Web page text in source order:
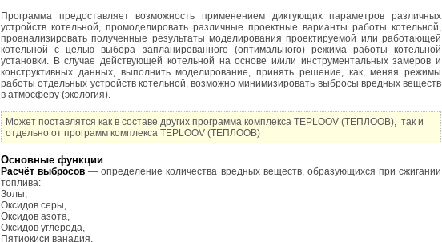
Программа предоставляет возможность применением диктующих параметров различных
устройств котельной, промоделировать различные проектные варианты работы котельной,
проанализировать полученные результаты моделирования проектируемой или работающей
котельной с целью выбора запланированного (оптимального) режима работы котельной
установки. В случае действующей котельной на основе и/или инструментальных замеров и
конструктивных данных, выполнить моделирование, принять решение, как, меняя режимы
работы отдельных устройств котельной, возможно минимизировать выбросы вредных веществ
в атмосферу (экология).
Может поставлятся как в составе других программа комплекса TEPLOOV (ТЕПЛООВ), так и
отдельно от программ комплекса TEPLOOV (ТЕПЛООВ)
Основные функции
Расчёт выбросов — определение количества вредных веществ, образующихся при сжигании
топлива:
Золы,
Оксидов серы,
Оксидов азота,
Оксидов углерода,
Пятиокиси ванадия.